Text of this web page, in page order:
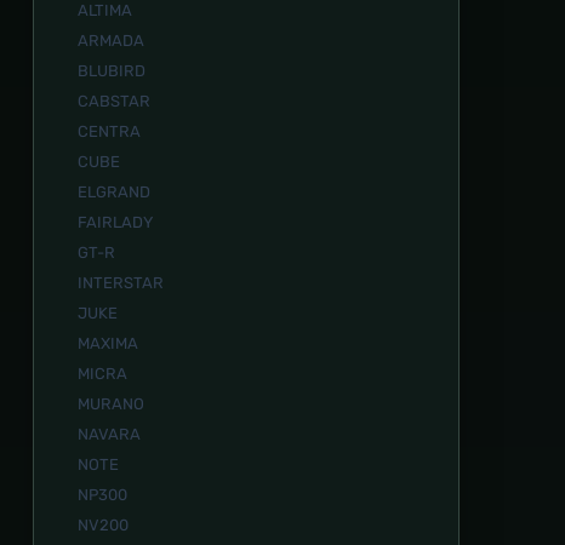
ALTIMA
ARMADA
BLUBIRD
CABSTAR
CENTRA
CUBE
ELGRAND
FAIRLADY
GT-R
INTERSTAR
JUKE
MAXIMA
MICRA
MURANO
NAVARA
NOTE
NP300
NV200